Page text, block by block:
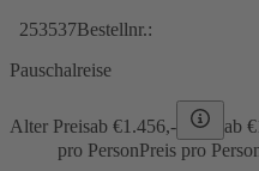
253537Bestellnr.:
Pauschalreise
Alter Preisab €1.456,- ab €
pro PersonPreis pro